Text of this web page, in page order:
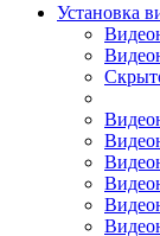
Установка